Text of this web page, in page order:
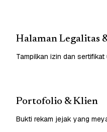
Halaman Legalitas
Tampilkan izin dan
Portofolio & Klien
Bukti rekam jejak yang